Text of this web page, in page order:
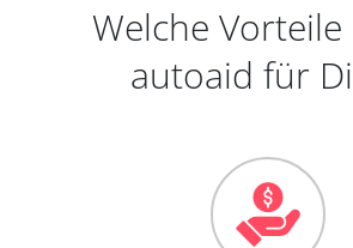
Welche
autoaid für